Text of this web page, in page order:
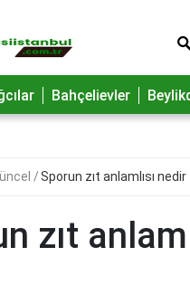
Bahçelievler
Sporun zıt anlamlısı nedir
zıt